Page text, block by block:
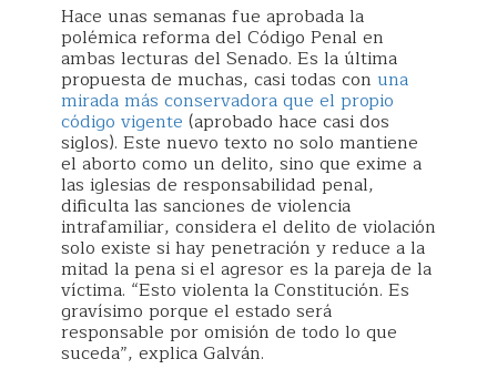
Hace unas semanas fue aprobada la
polémica reforma del Código Penal en
ambas lecturas del Senado. Es la última
propuesta de muchas, casi todas con una
mirada más conservadora que el propio
código vigente (aprobado hace casi dos
siglos). Este nuevo texto no solo mantiene
el aborto como un delito, sino que exime a
las iglesias de responsabilidad penal,
dificulta las sanciones de violencia
intrafamiliar, considera el delito de violación
solo existe si hay penetración y reduce a la
mitad la pena si el agresor es la pareja de la
víctima. “Esto violenta la Constitución. Es
gravísimo porque el estado será
responsable por omisión de todo lo que
suceda”, explica Galván.